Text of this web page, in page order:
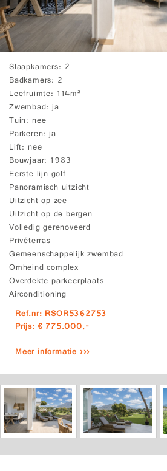
Slaapkamers 2
Badkamers 2
Leefruimte 114m²
Zwembad ja
Tuin nee
Parkeren ja
Lift nee
Bouwjaar 1983
Eerste lijn golf
Panoramisch uitzicht
Uitzicht op zee
Uitzicht op de bergen
Volledig gerenoveerd
Privéterras
Gemeenschappelijk zwembad
Omheind complex
Overdekte parkeerplaats
Airconditioning
Ref.nr: RSOR5362753
Prijs: € 775.000,-
Meer informatie ›››